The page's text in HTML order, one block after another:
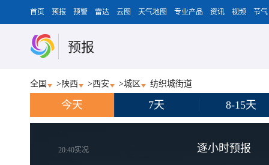
首页 预报 预警 雷达 云图 天气地图 专业产品 资讯 视频 节气
预报
全国 >陕西 >西安 >城区 纺织城街道
今天 7天 8-15天
20:40实况 逐小时预报